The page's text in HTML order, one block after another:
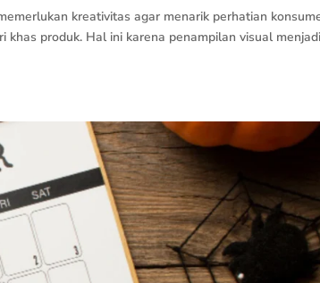
kreativitas agar menarik perhatian
khas produk. Hal ini karena penampilan visual